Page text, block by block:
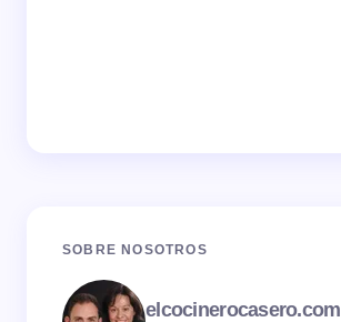
SOBRE NOSOTROS
elcocinerocasero.com